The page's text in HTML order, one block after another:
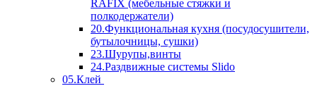
RAFIX (мебельные стяжки и
полкодержатели)
20.Функциональная кухня (посудосушители,
бутылочницы, сушки)
23.Шурупы,винты
24.Раздвижные системы Slido
05.Клей